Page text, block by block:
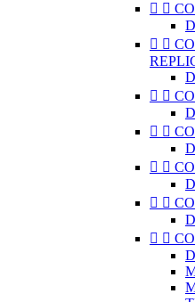
 
 
 
 
 
 
 